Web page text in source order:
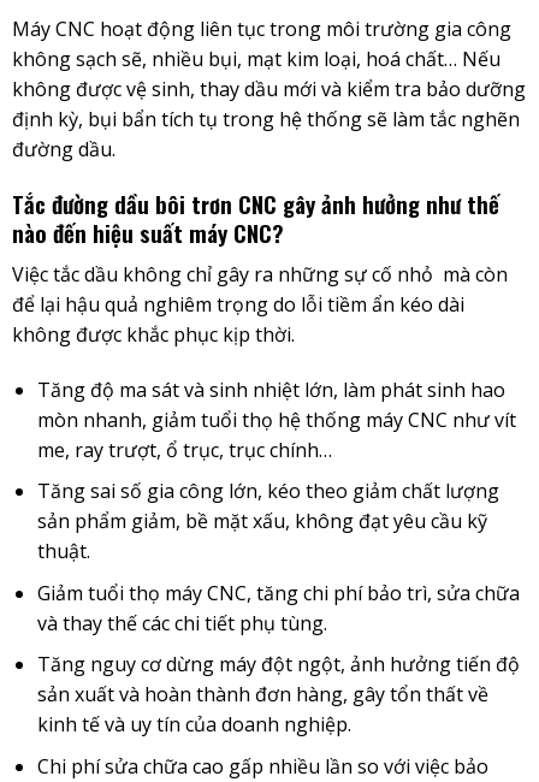
Máy CNC hoạt động liên tục trong môi trường gia công
không sạch sẽ, nhiều bụi, mạt kim loại, hoá chất… Nếu
không được vệ sinh, thay dầu mới và kiểm tra bảo dưỡng
định kỳ, bụi bẩn tích tụ trong hệ thống sẽ làm tắc nghẽn
đường dầu.
Tắc đường dầu bôi trơn CNC gây ảnh hưởng như thế
nào đến hiệu suất máy CNC?
Việc tắc dầu không chỉ gây ra những sự cố nhỏ mà còn
để lại hậu quả nghiêm trọng do lỗi tiềm ẩn kéo dài
không được khắc phục kịp thời.
Tăng độ ma sát và sinh nhiệt lớn, làm phát sinh hao
mòn nhanh, giảm tuổi thọ hệ thống máy CNC như vít
me, ray trượt, ổ trục, trục chính…
Tăng sai số gia công lớn, kéo theo giảm chất lượng
sản phẩm giảm, bề mặt xấu, không đạt yêu cầu kỹ
thuật.
Giảm tuổi thọ máy CNC, tăng chi phí bảo trì, sửa chữa
và thay thế các chi tiết phụ tùng.
Tăng nguy cơ dừng máy đột ngột, ảnh hưởng tiến độ
sản xuất và hoàn thành đơn hàng, gây tổn thất về
kinh tế và uy tín của doanh nghiệp.
Chi phí sửa chữa cao gấp nhiều lần so với việc bảo